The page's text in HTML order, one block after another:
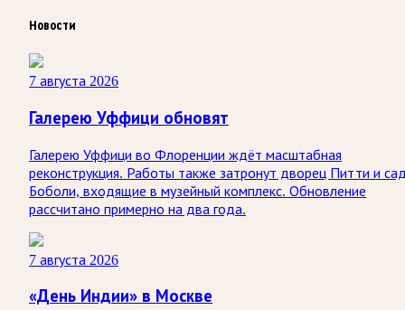
Новости
7 августа 2026
Галерею Уффици обновят
Галерею Уффици во Флоренции ждёт масштабная
реконструкция. Работы также затронут дворец Питти и
Боболи, входящие в музейный комплекс. Обновление
рассчитано примерно на два года.
7 августа 2026
«День Индии» в Москве